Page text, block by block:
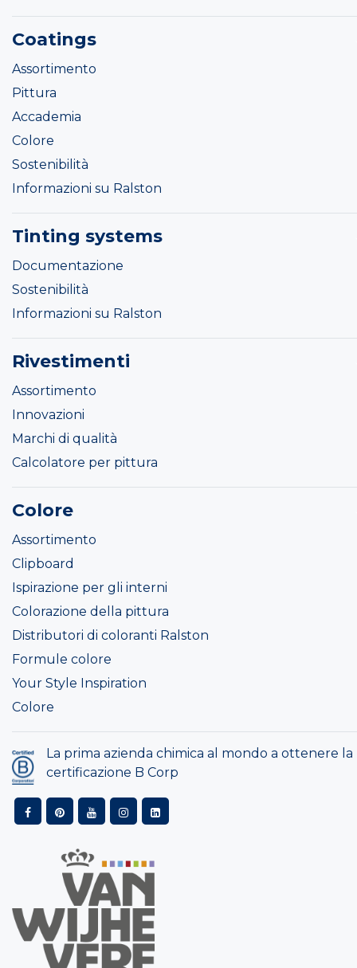
Coatings
Assortimento
Pittura
Accademia
Colore
Sostenibilità
Informazioni su Ralston
Tinting systems
Documentazione
Sostenibilità
Informazioni su Ralston
Rivestimenti
Assortimento
Innovazioni
Marchi di qualità
Calcolatore per pittura
Colore
Assortimento
Clipboard
Ispirazione per gli interni
Colorazione della pittura
Distributori di coloranti Ralston
Formule colore
Your Style Inspiration
Colore
La prima azienda chimica al mondo a ottenere la
certificazione B Corp